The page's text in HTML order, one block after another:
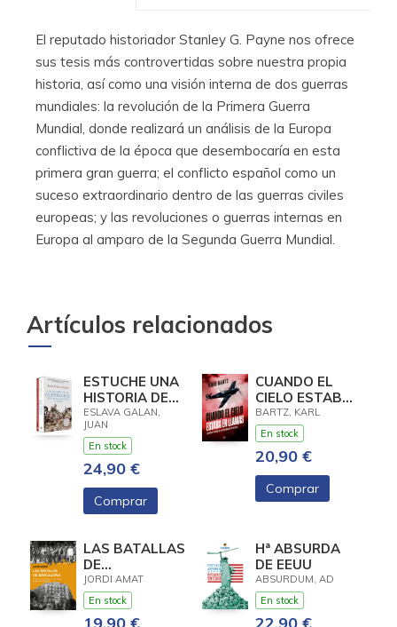
El reputado historiador Stanley G. Payne nos ofrece
sus tesis más controvertidas sobre nuestra propia
historia, así como una visión interna de dos guerras
mundiales: la revolución de la Primera Guerra
Mundial, donde realizará un análisis de la Europa
conflictiva de la época que desembocaría en esta
primera gran guerra; el conflicto español como un
suceso extraordinario dentro de las guerras civiles
europeas; y las revoluciones o guerras internas en
Europa al amparo de la Segunda Guerra Mundial.
Artículos relacionados
ESTUCHE UNA
HISTORIA DE
LA GUERRA
CIVIL QUE NO
VA A GUSTAR
A NADIE
ESLAVA GALAN,
JUAN
En stock
24,90 €
Comprar
CUANDO EL
CIELO ESTABA
EN LLAMAS
BARTZ, KARL
En stock
20,90 €
Comprar
LAS BATALLAS
DE
BARCELONA
JORDI AMAT
En stock
Hª ABSURDA
DE EEUU
ABSURDUM, AD
En stock